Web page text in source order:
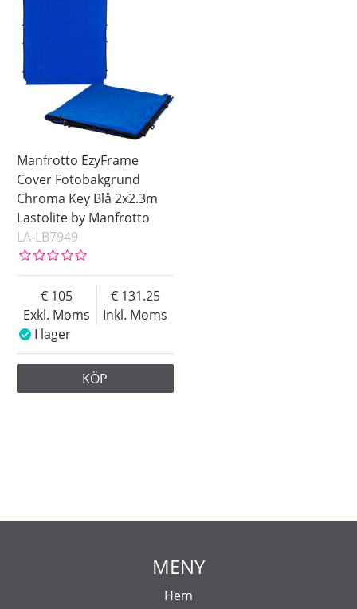
Manfrotto EzyFrame
Cover Fotobakgrund
Chroma Key Blå 2x2.3m
Lastolite by Manfrotto
LA-LB7949
Exkl. Moms
105
Inkl. Moms
131.25
I lager
KÖP
MENY
Hem